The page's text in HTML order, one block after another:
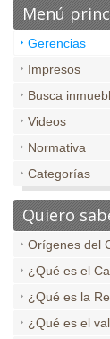
Menú
Gerencias
Impresos
Busca
Videos
Normativa
Categorías
Quiero
Orígenes del
¿Qué es el
¿Qué es la
¿Qué es el